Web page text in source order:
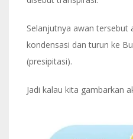
Selanjutnya awan tersebut
kondensasi dan turun ke
(presipitasi).
Jadi kalau kita gambarkan